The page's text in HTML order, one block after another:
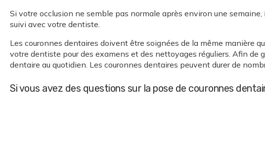
Si votre occlusion ne semble pas normale après environ une
suivi avec votre dentiste.
Les couronnes dentaires doivent être soignées de la même manière
votre dentiste pour des examens et des nettoyages réguliers. Afin
dentaire au quotidien. Les couronnes dentaires peuvent durer de
Si vous avez des questions sur la pose de couronnes